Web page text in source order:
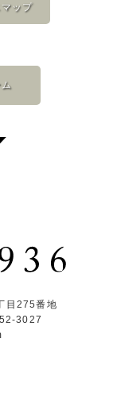
ップ
目275番地
3027